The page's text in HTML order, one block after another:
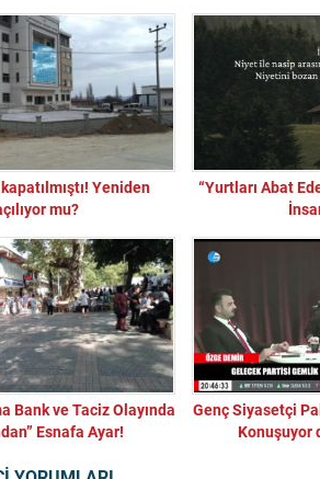
Yeniden
mu?
“Yurtları Abat
Bank ve Taciz Olayında
Esnafa Ayar!
Genç Siyasetçi
Konuşuyor